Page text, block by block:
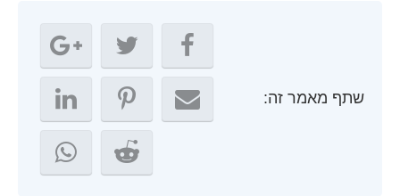
שתף מאמר זה: